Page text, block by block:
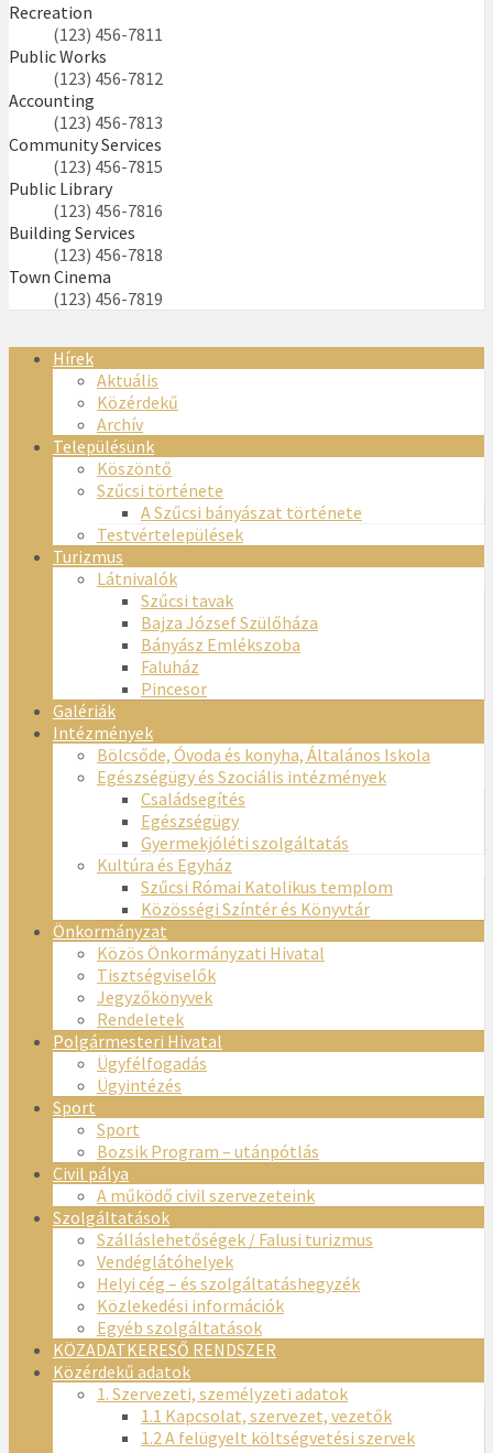
Recreation
(123) 456-7811
Public Works
(123) 456-7812
Accounting
(123) 456-7813
Community Services
(123) 456-7815
Public Library
(123) 456-7816
Building Services
(123) 456-7818
Town Cinema
(123) 456-7819
Hírek
Aktuális
Közérdekű
Archív
Településünk
Köszöntő
Szűcsi története
A Szűcsi bányászat története
Testvértelepülések
Turizmus
Látnivalók
Szűcsi tavak
Bajza József Szülőháza
Bányász Emlékszoba
Faluház
Pincesor
Galériák
Intézmények
Bölcsőde, Óvoda és konyha, Általános Iskola
Egészségügy és Szociális intézmények
Családsegítés
Egészségügy
Gyermekjóléti szolgáltatás
Kultúra és Egyház
Szűcsi Római Katolikus templom
Közösségi Színtér és Könyvtár
Önkormányzat
Közös Önkormányzati Hivatal
Tisztségviselők
Jegyzőkönyvek
Rendeletek
Polgármesteri Hivatal
Ügyfélfogadás
Ügyintézés
Sport
Sport
Bozsik Program – utánpótlás
Civil pálya
A működő civil szervezeteink
Szolgáltatások
Szálláslehetőségek / Falusi turizmus
Vendéglátóhelyek
Helyi cég – és szolgáltatáshegyzék
Közlekedési információk
Egyéb szolgáltatások
KÖZADATKERESŐ RENDSZER
Közérdekű adatok
1. Szervezeti, személyzeti adatok
1.1 Kapcsolat, szervezet, vezetők
1.2 A felügyelt költségvetési szervek